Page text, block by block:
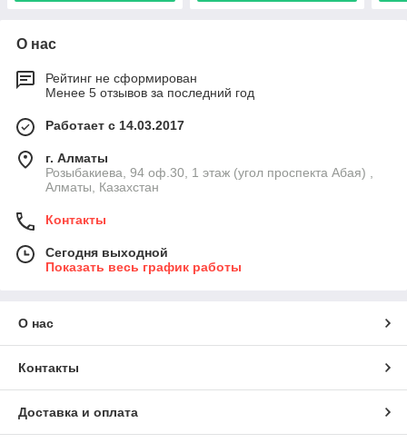
О нас
Рейтинг не сформирован
Менее 5 отзывов за последний год
Работает с 14.03.2017
г. Алматы
Розыбакиева, 94 оф.30, 1 этаж (угол проспекта Абая) ,
Алматы, Казахстан
Контакты
Сегодня выходной
Показать весь график работы
О нас
Контакты
Доставка и оплата